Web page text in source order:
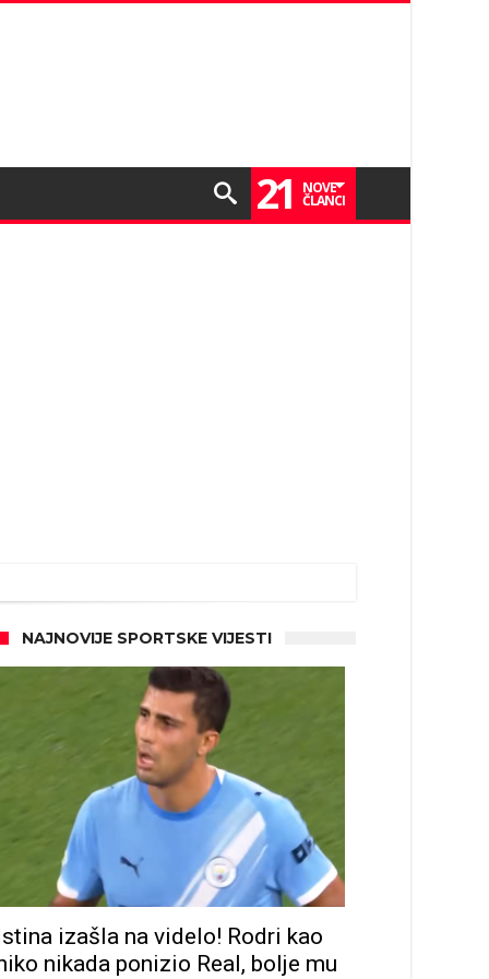
21 NOVE
ČLANCI
NAJNOVIJE SPORTSKE VIJESTI
izašla na videlo! Rodri kao
nikada ponizio Real, bolje mu